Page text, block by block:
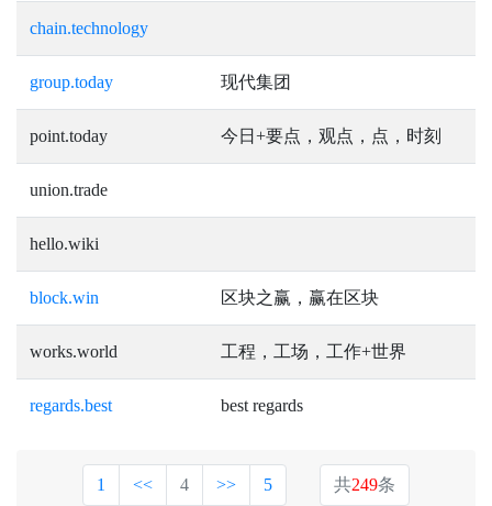
chain.technology
group.today 现代集团
point.today 今日+要点，观点，点，时刻
union.trade
hello.wiki
block.win 区块之赢，赢在区块
works.world 工程，工场，工作+世界
regards.best best regards
1 << 4 >> 5 共249条